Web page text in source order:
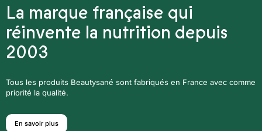
La marque française qui
réinvente la nutrition depuis
2003
Tous les produits Beautysané sont fabriqués en France avec comme
priorité la qualité.
En savoir plus